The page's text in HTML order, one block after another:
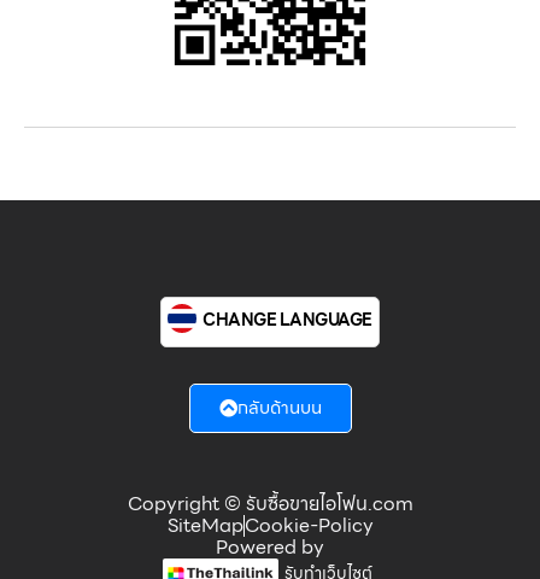
Copyright © รับซื้อขายไอโฟน.com
SiteMapCookie-Policy
Powered by
รับทำเว็บไซต์
CHANGE LANGUAGE
กลับด้านบน